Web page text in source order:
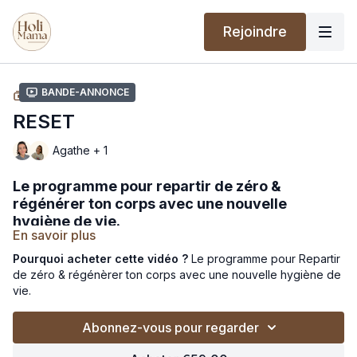
Rejoindre
Bande-annonce
COLLECTION
RESET
Agathe + 1
Le programme pour repartir de zéro &
régénérer ton corps avec une nouvelle
hygiène de vie.
Les bénéfices :
corps revitalisé - énergie durable - bien-
être long terme.
Idéal avant une remise en forme pour obtenir des effets long
terme - après une phase de maladie - en prévention santé à
chaque saison
Un programme complet qui t’accompagne sur
En savoir plus
Pourquoi acheter cette vidéo ? Le programme pour Repartir
de zéro & régénèrer ton corps avec une nouvelle hygiène de
vie.
Abonnez-vous pour regarder